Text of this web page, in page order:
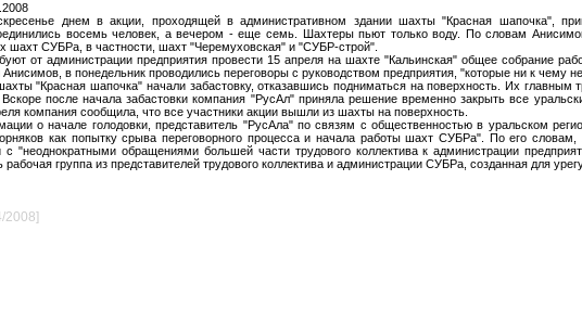
днем в акции, проходящей в административном здании шахты "Красная шапочка",
восемь человек, а вечером - еще семь. Шахтеры пьют только воду. По словам
шахт СУБРа, в частности, шахт "Черемуховская" и "СУБР-строй".
от администрации предприятия провести 15 апреля на шахте "Кальинская" общее собрание
в понедельник проводились переговоры с руководством предприятия, "которые ни к чему
"Красная шапочка" начали забастовку, отказавшись подниматься на поверхность. Их
после начала забастовки компания "РусАл" приняла решение временно закрыть все
компания сообщила, что все участники акции вышли из шахты на поверхность.
о начале голодовки, представитель "РусАла" по связям с общественностью в уральском
как попытку срыва переговорного процесса и начала работы шахт СУБРа". По его
"неоднократными обращениями большей части трудового коллектива к администрации
рабочая группа из представителей трудового коллектива и администрации СУБРа, созданная для
2008]